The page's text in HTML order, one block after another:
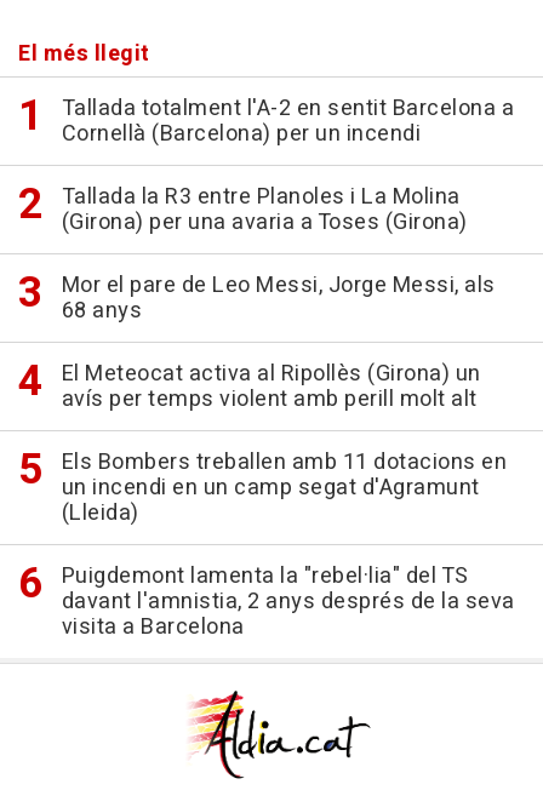
El més llegit
Tallada totalment l'A-2 en sentit Barcelona a
Cornellà (Barcelona) per un incendi
Tallada la R3 entre Planoles i La Molina
(Girona) per una avaria a Toses (Girona)
Mor el pare de Leo Messi, Jorge Messi, als
68 anys
El Meteocat activa al Ripollès (Girona) un
avís per temps violent amb perill molt alt
Els Bombers treballen amb 11 dotacions en
un incendi en un camp segat d'Agramunt
(Lleida)
Puigdemont lamenta la "rebel·lia" del TS
davant l'amnistia, 2 anys després de la seva
visita a Barcelona